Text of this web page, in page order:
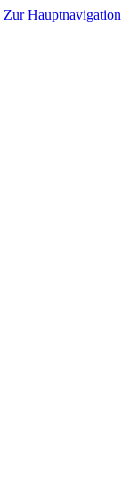
Zur Hauptnavigation